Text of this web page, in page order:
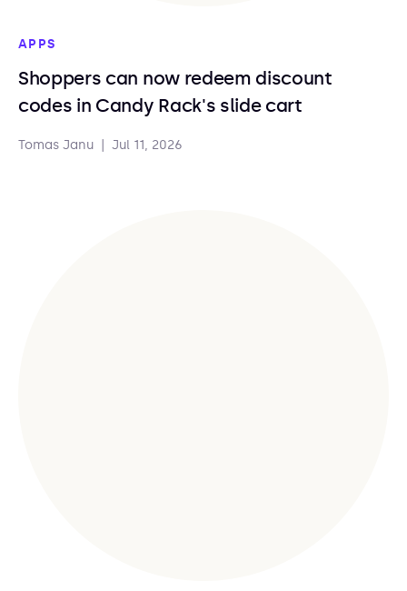
APPS
Shoppers can now redeem discount
codes in Candy Rack's slide cart
Tomas Janu Jul 11, 2026